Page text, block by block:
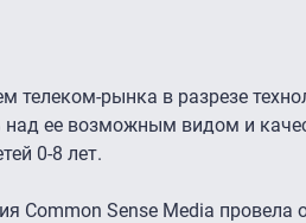
рынка в разрезе
ее возможным видом и
0-8 лет.
Common Sense Media